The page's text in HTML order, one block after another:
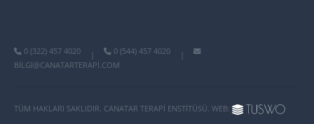
0 (322) 457 4020 0 (544) 457 4020
BILGI@CANATARTERAPI.COM
TÜM HAKLARI SAKLIDIR. CANATAR TERAPI ENSTITÜSÜ. WEB: